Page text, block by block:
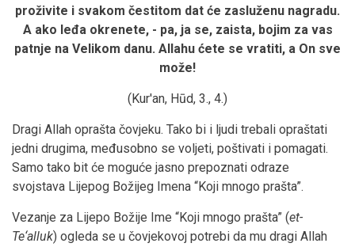
proživite i svakom čestitom dat će zasluženu nagradu.
A ako leđa okrenete, - pa, ja se, zaista, bojim za vas
patnje na Velikom danu. Allahu ćete se vratiti, a On sve
može!
(Kur'an, Hūd, 3., 4.)
Dragi Allah oprašta čovjeku. Tako bi i ljudi trebali opraštati
jedni drugima, međusobno se voljeti, poštivati i pomagati.
Samo tako bit će moguće jasno prepoznati odraze
svojstava Lijepog Božijeg Imena “Koji mnogo prašta”.
Vezanje za Lijepo Božije Ime “Koji mnogo prašta” (et-
Te‘alluk) ogleda se u čovjekovoj potrebi da mu dragi Allah